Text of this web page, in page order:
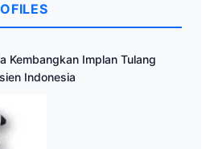
Kembangkan Implan Tulang
Indonesia